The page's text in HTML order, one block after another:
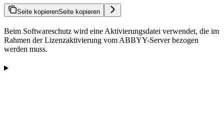
Seite kopierenSeite kopieren
Beim Softwareschutz wird eine Aktivierungsdatei verwendet, die im
Rahmen der Lizenzaktivierung vom ABBYY-Server bezogen
werden muss.